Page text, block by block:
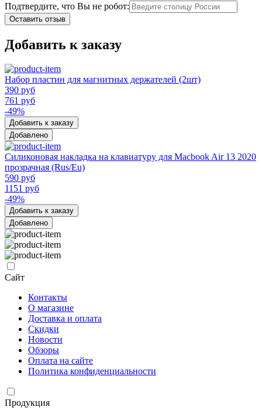
Подтвердите, что Вы не робот:
Оставить отзыв
Добавить к заказу
Набор пластин для магнитных держателей (2шт)
390 руб
761 руб
-49%
Добавить к заказу
Добавлено
Силиконовая накладка на клавиатуру для Macbook Air 13 2020
прозрачная (Rus/Eu)
590 руб
1151 руб
-49%
Добавить к заказу
Добавлено
Сайт
Контакты
О магазине
Доставка и оплата
Скидки
Новости
Обзоры
Оплата на сайте
Политика конфиденциальности
Продукция